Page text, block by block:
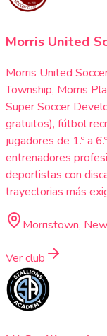
Morris United
Morris United
Township, Morris
Super Soccer
gratuitos), fútbol
jugadores de 1.º a
entrenadores
deportistas con
trayectorias más
Morristown,
Ver club